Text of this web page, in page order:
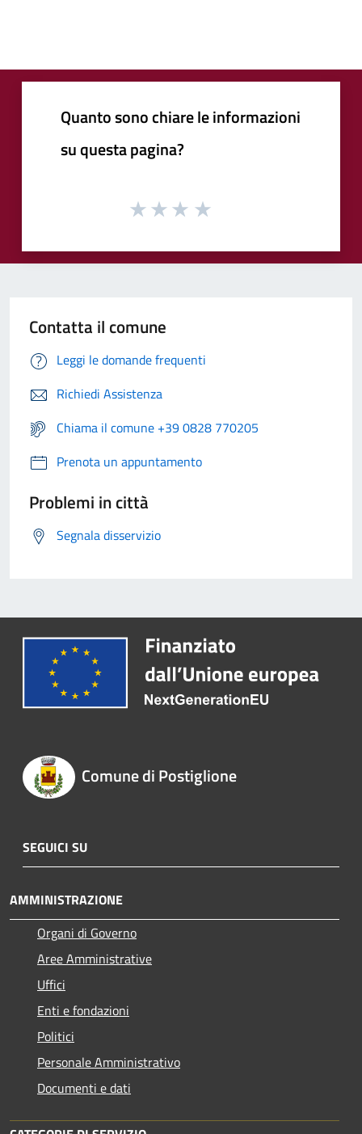
Quanto sono chiare le informazioni
su questa pagina?
Contatta il comune
Leggi le domande frequenti
Richiedi Assistenza
Chiama il comune +39 0828 770205
Prenota un appuntamento
Problemi in città
Segnala disservizio
Comune di Postiglione
SEGUICI SU
AMMINISTRAZIONE
Organi di Governo
Aree Amministrative
Uffici
Enti e fondazioni
Politici
Personale Amministrativo
Documenti e dati